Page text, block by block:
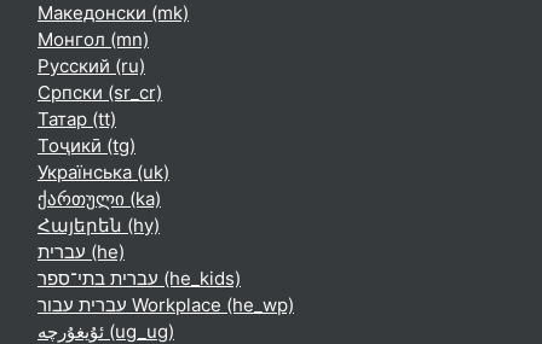
Македонски ‎(mk)‎
Монгол ‎(mn)‎
Русский ‎(ru)‎
Српски ‎(sr_cr)‎
Татар ‎(tt)‎
Тоҷикӣ ‎(tg)‎
Українська ‎(uk)‎
ქართული ‎(ka)‎
Հայերեն ‎(hy)‎
עברית ‎(he)‎
עברית בתי־ספר ‎(he_kids)‎
עברית עבור Workplace ‎(he_wp)‎
ئۇيغۇرچە ‎(ug_ug)‎